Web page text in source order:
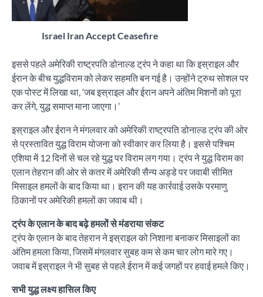
Israel Iran Accept Ceasefire
इससे पहले अमेरिकी राष्ट्रपति डोनाल्ड ट्रंप ने कहा था कि इस्राइल और
ईरान के बीच युद्धविराम को लेकर सहमति बन गई है। उन्होंने ट्रुथ सोशल पर
एक पोस्ट में लिखा था, ‘जब इस्राइल और ईरान अपने अंतिम मिशनों को पूरा
कर लेंगे, युद्ध समाप्त माना जाएगा।’
इस्राइल और ईरान ने मंगलवार को अमेरिकी राष्ट्रपति डोनाल्ड ट्रंप की ओर
से प्रस्तावित युद्ध विराम योजना को स्वीकार कर लिया है। इससे पश्चिम
एशिया में 12 दिनों से चल रहे युद्ध पर विराम लग गया। ट्रंप ने युद्ध विराम का
एलान तेहरान की ओर से कतर में अमेरिकी सैन्य अड्डे पर जवाबी सीमित
मिसाइल हमलों के बाद किया था। इरान की यह कार्रवाई उसके परमाणु
ठिकानों पर अमेरिकी हमलों का जवाब थी।
ट्रंप के एलान के बाद बढ़े हमलों से मंडराया संकट
ट्रंप के एलान के बाद तेहरान ने इस्राइल को निशाना बनाकर मिसाइलों का
अंतिम हमला किया, जिसमें मंगलवार सुबह कम से कम चार लोग मारे गए।
जवाब में इस्राइल ने भी सुबह से पहले ईरान में कई जगहों पर हवाई हमले किए।
सभी युद्ध लक्ष्य हासिल किए